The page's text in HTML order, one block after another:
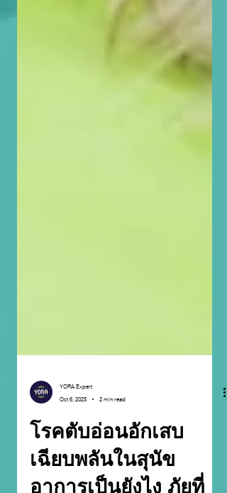
YORA Expert
2 min read
โรคตับอ่อนอักเสบ